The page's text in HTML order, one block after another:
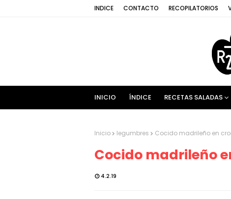
INDICE CONTACTO RECOPILATORIOS
INICIO ÍNDICE RECETAS SALADAS
Inicio legumbres Cocido madrileño en
Cocido madrileño
4.2.19